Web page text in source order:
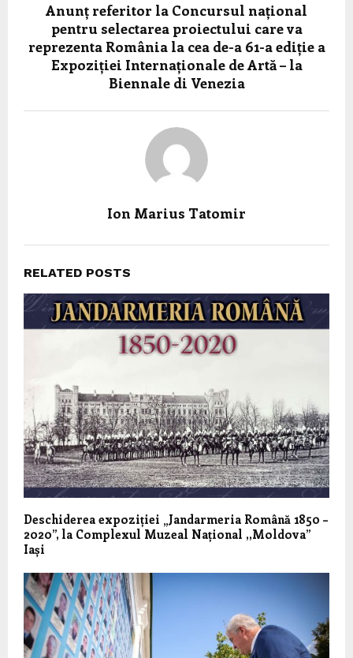
Anunț referitor la Concursul național
pentru selectarea proiectului care va
reprezenta România la cea de-a 61-a ediție a
Expoziției Internaționale de Artă – la
Biennale di Venezia
Ion Marius Tatomir
RELATED POSTS
Deschiderea expoziției „Jandarmeria Română 1850 –
2020”, la Complexul Muzeal Național ,,Moldova”
Iași